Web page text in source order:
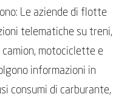
Le aziende di flotte
telematiche su treni,
camion, motociclette e
informazioni in
consumi di carburante,